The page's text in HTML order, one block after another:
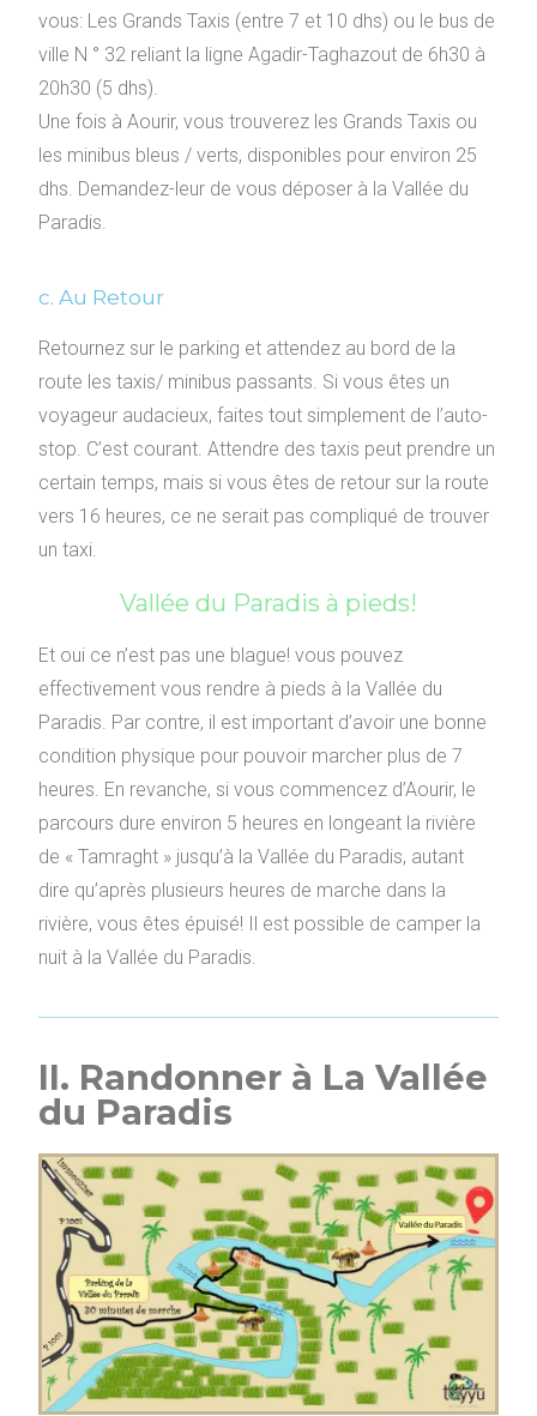
vous: Les Grands Taxis (entre 7 et 10 dhs) ou le bus de
ville N ° 32 reliant la ligne Agadir-Taghazout de 6h30 à
20h30 (5 dhs).
Une fois à Aourir, vous trouverez les Grands Taxis ou
les minibus bleus / verts, disponibles pour environ 25
dhs. Demandez-leur de vous déposer à la Vallée du
Paradis.
c. Au Retour
Retournez sur le parking et attendez au bord de la
route les taxis/ minibus passants. Si vous êtes un
voyageur audacieux, faites tout simplement de l’auto-
stop. C’est courant. Attendre des taxis peut prendre un
certain temps, mais si vous êtes de retour sur la route
vers 16 heures, ce ne serait pas compliqué de trouver
un taxi.
Vallée du Paradis à pieds!
Et oui ce n’est pas une blague! vous pouvez
effectivement vous rendre à pieds à la Vallée du
Paradis. Par contre, il est important d’avoir une bonne
condition physique pour pouvoir marcher plus de 7
heures. En revanche, si vous commencez d’Aourir, le
parcours dure environ 5 heures en longeant la rivière
de « Tamraght » jusqu’à la Vallée du Paradis, autant
dire qu’après plusieurs heures de marche dans la
rivière, vous êtes épuisé! Il est possible de camper la
nuit à la Vallée du Paradis.
II. Randonner à La Vallée
du Paradis